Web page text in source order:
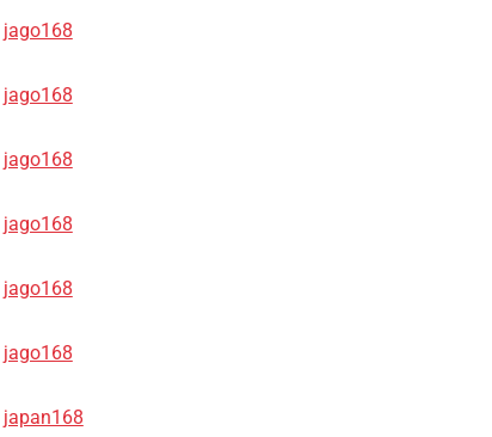
jago168
jago168
jago168
jago168
jago168
jago168
japan168